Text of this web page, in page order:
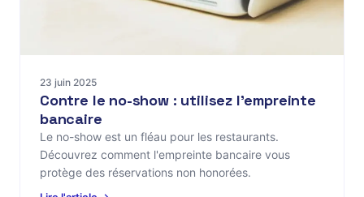
23 juin 2025
Contre le no-show : utilisez l'empreinte
bancaire
Le no-show est un fléau pour les restaurants.
Découvrez comment l'empreinte bancaire vous
protège des réservations non honorées.